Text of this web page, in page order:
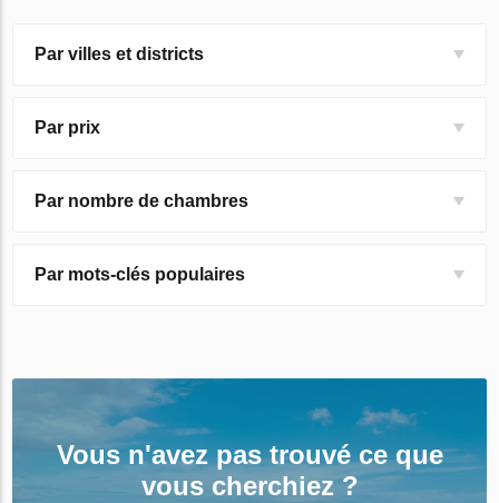
Par villes et districts
Par prix
Par nombre de chambres
Par mots-clés populaires
Vous n'avez pas trouvé ce que
vous cherchiez ?